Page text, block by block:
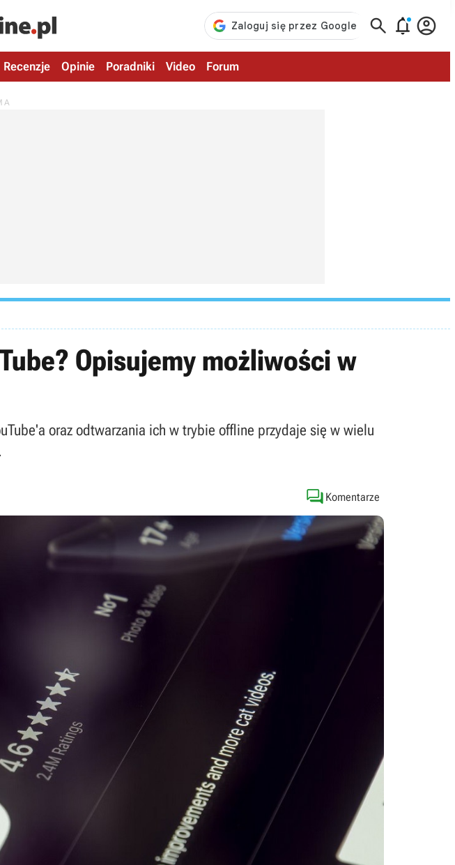
  
Recenzje Opinie Poradniki Video Forum
Opisujemy możliwości w
oraz odtwarzania ich w trybie offline przydaje się w wielu
 Komentarze